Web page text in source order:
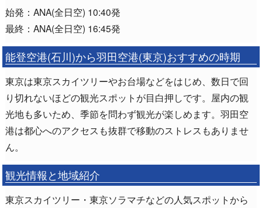
始発：ANA(全日空) 10:40発
最終：ANA(全日空) 16:45発
能登空港(石川)から羽田空港(東京)おすすめの時期
東京は東京スカイツリーやお台場などをはじめ、数日で回
り切れないほどの観光スポットが目白押しです。屋内の観
光地も多いため、季節を問わず観光が楽しめます。羽田空
港は都心へのアクセスも抜群で移動のストレスもありませ
ん。
観光情報と地域紹介
東京スカイツリー・東京ソラマチなどの人気スポットから